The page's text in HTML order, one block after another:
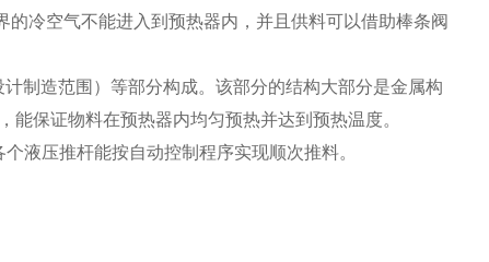
冷空气不能进入到预热器内，并且供料可以借助棒条阀
制造范围）等部分构成。该部分的结构大部分是金属构
保证物料在预热器内均匀预热并达到预热温度。
液压推杆能按自动控制程序实现顺次推料。